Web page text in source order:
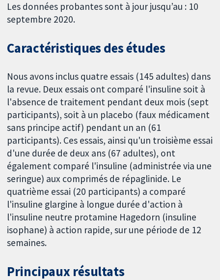
Les données probantes sont à jour jusqu’au : 10
septembre 2020.
Caractéristiques des études
Nous avons inclus quatre essais (145 adultes) dans
la revue. Deux essais ont comparé l'insuline soit à
l'absence de traitement pendant deux mois (sept
participants), soit à un placebo (faux médicament
sans principe actif) pendant un an (61
participants). Ces essais, ainsi qu'un troisième essai
d'une durée de deux ans (67 adultes), ont
également comparé l'insuline (administrée via une
seringue) aux comprimés de répaglinide. Le
quatrième essai (20 participants) a comparé
l'insuline glargine à longue durée d'action à
l'insuline neutre protamine Hagedorn (insuline
isophane) à action rapide, sur une période de 12
semaines.
Principaux résultats